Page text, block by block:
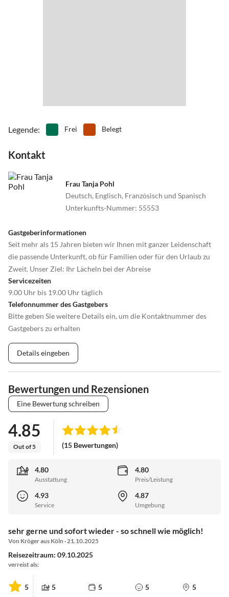
Legende: Frei Belegt
Kontakt
Frau Tanja Pohl
Deutsch, Englisch, Französisch und Spanisch
Unterkunfts-Nummer: 55553
Gastgeberinformationen
Seit mehr als 15 Jahren bieten wir Ihnen mit ganzer Leidenschaft
die passende Unterkunft, ob für Familien oder für den Urlaub zu
Zweit. Unser Ziel: Ihr Lächeln bei der Abreise
Servicezeiten
9.00 Uhr bis 19.00 Uhr täglich
Telefonnummer des Gastgebers
Bitte geben Sie weitere Details ein, um die Kontaktnummer des
Gastgebers zu erhalten
Details eingeben
Bewertungen und Rezensionen
Eine Bewertung schreiben
4.85
Out of 5 (15 Bewertungen)
4.80
Ausstattung
4.80
Preis/Leistung
4.93
Service
4.87
Umgebung
sehr gerne und sofort wieder - so schnell wie möglich!
Von Kröger aus Köln · 21.10.2025
Reisezeitraum: 09.10.2025
verreist als:
5 5 5 5 5